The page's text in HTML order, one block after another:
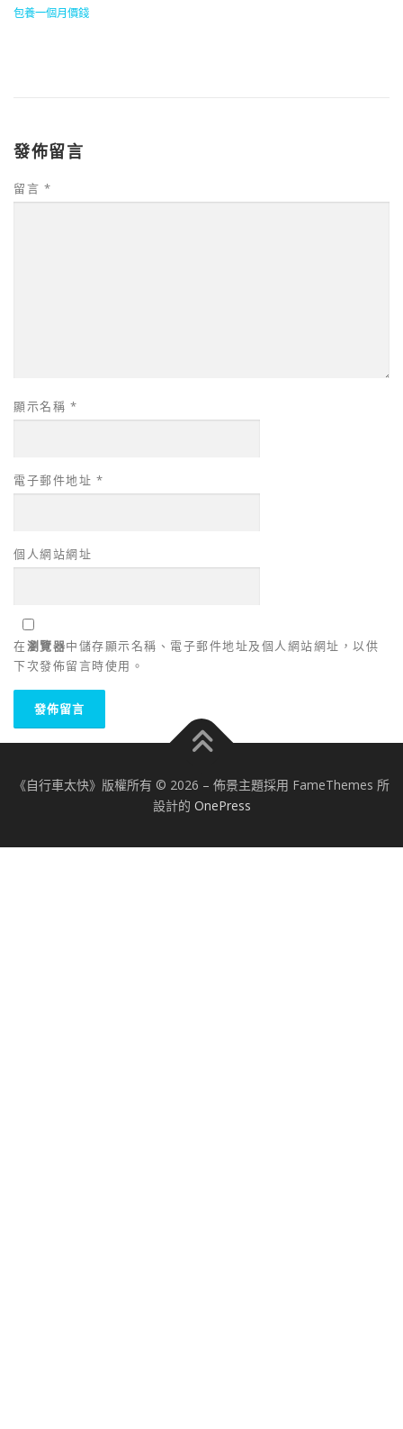
包養一個月價錢
發佈留言
留言 *
顯示名稱 *
電子郵件地址 *
個人網站網址
在瀏覽器中儲存顯示名稱、電子郵件地址及個人網站網址，以供
下次發佈留言時使用。
《自行車太快》版權所有 © 2026 – 佈景主題採用 FameThemes 所
設計的 OnePress